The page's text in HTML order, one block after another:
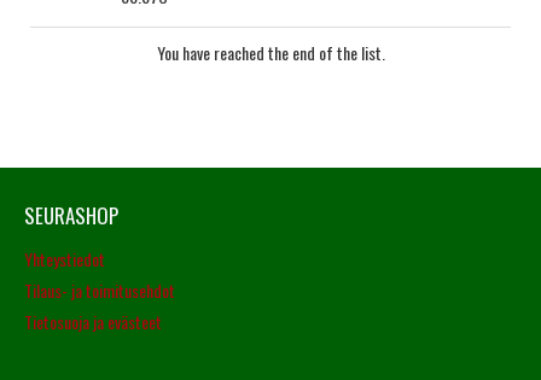
You have reached the end of the list.
SEURASHOP
Yhteystiedot
Tilaus- ja toimitusehdot
Tietosuoja ja evästeet